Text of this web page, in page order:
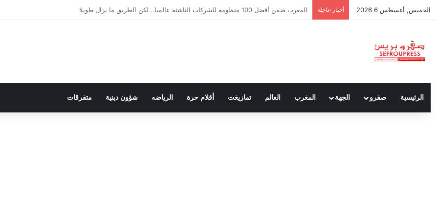
الخميس, أغسطس 6 2026 أخبار عاجلة سبتة ومليلية… حين يتحدث أنصار الديمقراطية بلسان الاستعمار
الرئيسية صفرو الجهة المغرب العالم تمازيغت أقلام حرة الرياضه شؤون دينية متفرقات